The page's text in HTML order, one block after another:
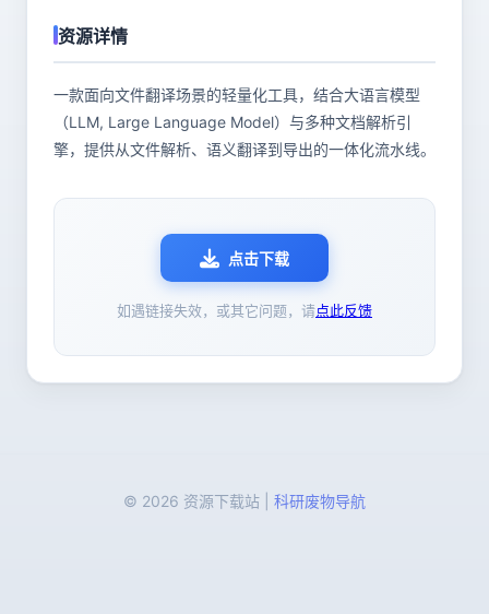
资源详情
一款面向文件翻译场景的轻量化工具，结合大语言模型
（LLM, Large Language Model）与多种文档解析引
擎，提供从文件解析、语义翻译到导出的一体化流水线。
点击下载
如遇链接失效，或其它问题，请点此反馈
© 2026 资源下载站 | 科研废物导航